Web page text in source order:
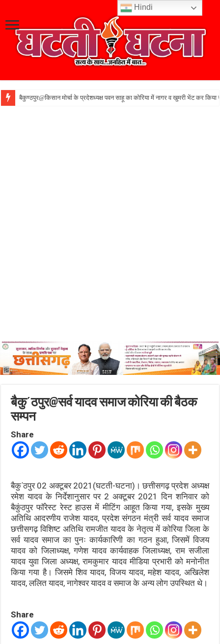
बैकुण्ठपुर@किसान मोर्चा के प्रदेशध्यक्ष पवन साहू का कोरिया में नागर व खुमरी भेंट कर किया
बैकु΄ठपुर@सर्व यादव समाज कोरिया की बैठक
सम्पन
Share
बैकु΄ठपुर 02 अक्टूबर 2021(घटती-घटना)। छत्तीसगढ़ प्रदेश अध्यक्ष
रमेश यादव के निर्देशानुसार पर 2 अक्टूबर 2021 दिन शनिवार को
बैकुंठपुर फॉरेस्ट रेस्ट हाउस में मीटिंग आहूत किया गया, इसके मुख्य
अतिथि आदरणीय राजेश यादव, प्रदेश संगठन मंत्री सर्व यादव समाज
छत्तीसगढ़ विशिष्ट अतिथि रामजीत यादव के नेतृत्व में कोरिया जिला के
सर्व यादव समाज का पुनः कार्यकारिणी का गठन हुआ, जिसमें विजय
यादव को जिलाध्यक्ष, गणेश यादव कार्यवाहक जिलाध्यक्ष, राम सजीला
यादव युवा जिला अध्यक्ष, रामकुमार यादव मीडिया प्रभारी को मनोनीत
किया गया है। जिसमे शिव यादव, विजय यादव, महेश यादव, अखिलेश
यादव, ललित यादव, नागेश्वर यादव व समाज के अन्य लोग उपस्थित थे।
Share
Hindi